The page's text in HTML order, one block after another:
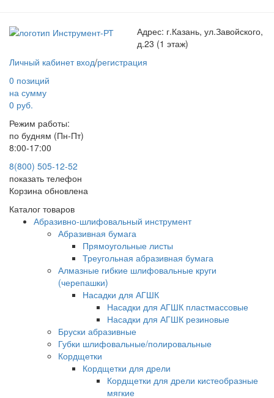
Адрес: г.Казань, ул.Завойского,
д.23 (1 этаж)
Личный кабинет вход/регистрация
0 позиций
на сумму
0 руб.
Режим работы:
по будням (Пн-Пт)
8:00-17:00
8(800) 505-12-52
показать телефон
Корзина обновлена
Каталог товаров
Абразивно-шлифовальный инструмент
Абразивная бумага
Прямоугольные листы
Треугольная абразивная бумага
Алмазные гибкие шлифовальные круги
(черепашки)
Насадки для АГШК
Насадки для АГШК пластмассовые
Насадки для АГШК резиновые
Бруски абразивные
Губки шлифовальные/полировальные
Кордщетки
Кордщетки для дрели
Кордщетки для дрели кистеобразные
мягкие